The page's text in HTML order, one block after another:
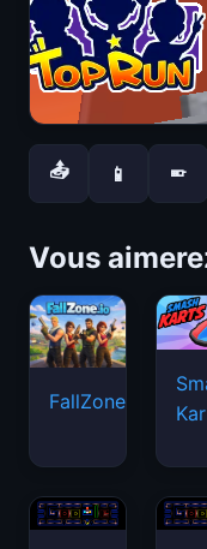
📤 📱 📱
Vous
FallZone.io